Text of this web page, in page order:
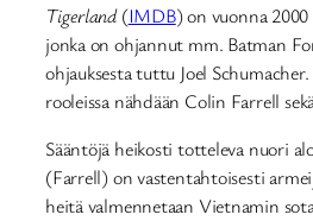
Tigerland(IMDB) on vuonna
jonka on ohjannut mm. Batman
ohjauksesta tuttu Joel
rooleissa nähdään Colin Farrell
Sääntöjä heikosti totteleva nuori
(Farrell) on vastentahtoisesti
heitä valmennetaan Vietnamin